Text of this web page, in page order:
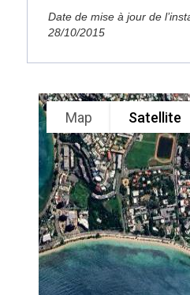
Date de mise à jour de
28/10/2015
Map Satellite